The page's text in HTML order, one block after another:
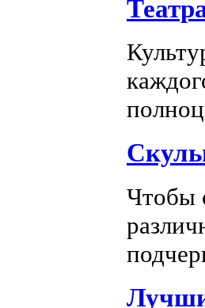
Чтобы